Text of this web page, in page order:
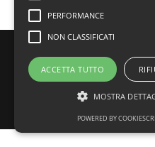
©2026 Real Security s.r.l. -
02446880060 |Sito
PERFORMANCE
NON CLASSIFICATI
ACCETTA TUTTO
MOSTRA
POWERED BY